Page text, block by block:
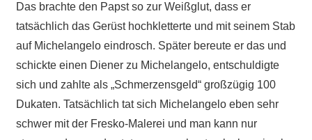
Das brachte den Papst so zur Weißglut, dass er
tatsächlich das Gerüst hochkletterte und mit seinem Stab
auf Michelangelo eindrosch. Später bereute er das und
schickte einen Diener zu Michelangelo, entschuldigte
sich und zahlte als „Schmerzensgeld“ großzügig 100
Dukaten. Tatsächlich tat sich Michelangelo eben sehr
schwer mit der Fresko-Malerei und man kann nur